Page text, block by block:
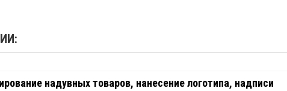
надувных товаров, нанесение логотипа, надписи